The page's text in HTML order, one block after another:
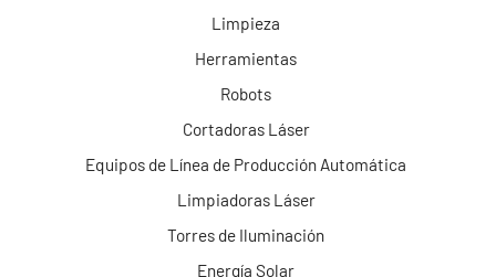
Limpieza
Herramientas
Robots
Cortadoras Láser
Equipos de Línea de Producción Automática
Limpiadoras Láser
Torres de Iluminación
Energía Solar